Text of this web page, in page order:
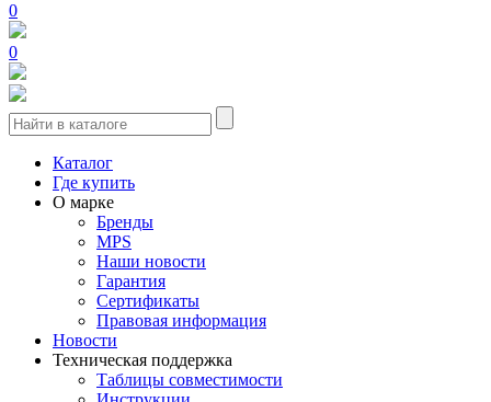
0
0
Каталог
Где купить
О марке
Бренды
MPS
Наши новости
Гарантия
Сертификаты
Правовая информация
Новости
Техническая поддержка
Таблицы совместимости